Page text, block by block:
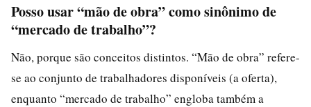
Posso usar “mão de obra” como sinônimo de
“mercado de trabalho”?
Não, porque são conceitos distintos. “Mão de obra” refere-
se ao conjunto de trabalhadores disponíveis (a oferta),
enquanto “mercado de trabalho” engloba também a